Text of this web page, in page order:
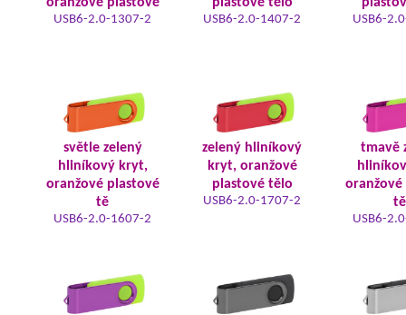
USB6-2.0-1307-2 USB6-2.0-1407-2 USB6-
světle zelený
hliníkový kryt,
oranžové plastové
tě
USB6-2.0-1607-2
zelený hliníkový
kryt, oranžové
plastové tělo
USB6-2.0-1707-2
tmavě
oranžové
USB6-